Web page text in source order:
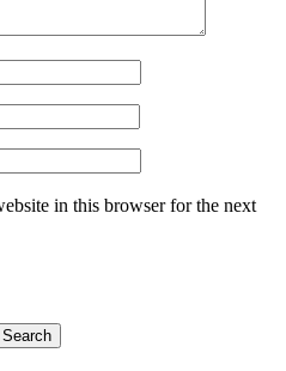
in this browser for the next
Search